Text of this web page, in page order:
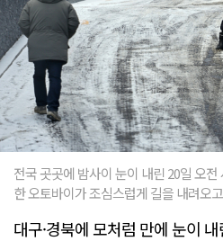
전국 곳곳에 밤사이 눈이 내린 20일 오
한 오토바이가 조심스럽게 길을 내려오
대구·경북에 모처럼 만에 눈이